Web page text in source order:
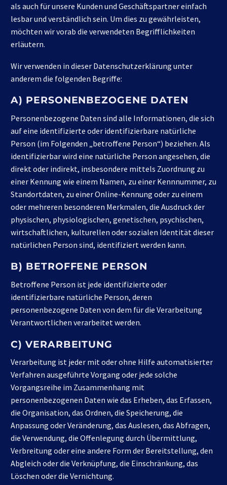
als auch für unsere Kunden und Geschäftspartner einfach
lesbar und verständlich sein. Um dies zu gewährleisten,
möchten wir vorab die verwendeten Begrifflichkeiten
erläutern.
Wir verwenden in dieser Datenschutzerklärung unter
anderem die folgenden Begriffe:
A) PERSONENBEZOGENE DATEN
Personenbezogene Daten sind alle Informationen, die sich
auf eine identifizierte oder identifizierbare natürliche
Person (im Folgenden „betroffene Person“) beziehen. Als
identifizierbar wird eine natürliche Person angesehen, die
direkt oder indirekt, insbesondere mittels Zuordnung zu
einer Kennung wie einem Namen, zu einer Kennnummer, zu
Standortdaten, zu einer Online-Kennung oder zu einem
oder mehreren besonderen Merkmalen, die Ausdruck der
physischen, physiologischen, genetischen, psychischen,
wirtschaftlichen, kulturellen oder sozialen Identität dieser
natürlichen Person sind, identifiziert werden kann.
B) BETROFFENE PERSON
Betroffene Person ist jede identifizierte oder
identifizierbare natürliche Person, deren
personenbezogene Daten von dem für die Verarbeitung
Verantwortlichen verarbeitet werden.
C) VERARBEITUNG
Verarbeitung ist jeder mit oder ohne Hilfe automatisierter
Verfahren ausgeführte Vorgang oder jede solche
Vorgangsreihe im Zusammenhang mit
personenbezogenen Daten wie das Erheben, das Erfassen,
die Organisation, das Ordnen, die Speicherung, die
Anpassung oder Veränderung, das Auslesen, das Abfragen,
die Verwendung, die Offenlegung durch Übermittlung,
Verbreitung oder eine andere Form der Bereitstellung, den
Abgleich oder die Verknüpfung, die Einschränkung, das
Löschen oder die Vernichtung.